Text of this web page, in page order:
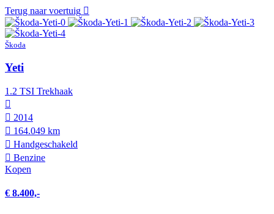
Terug naar voertuig
Škoda
Yeti
1.2 TSI Trekhaak
2014
164.049 km
Hand­geschakeld
Benzine
Kopen
€ 8.400,-